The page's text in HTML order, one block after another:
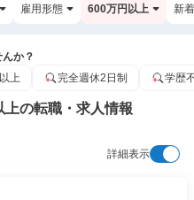
雇用形態 600万円以上 新
か？
上 完全週休2日制 学歴
上の転職・求人情報
詳細表示